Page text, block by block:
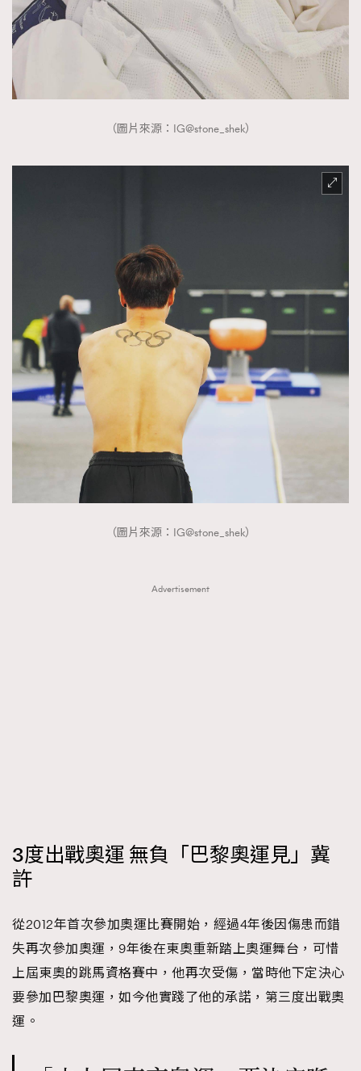
（圖片來源：IG@stone_shek）
（圖片來源：IG@stone_shek）
Advertisement
3度出戰奧運 無負「巴黎奧運見」冀
許
從2012年首次參加奧運比賽開始，經過4年後因傷患而錯
失再次參加奧運，9年後在東奧重新踏上奧運舞台，可惜
上屆東奧的跳馬資格賽中，他再次受傷，當時他下定決心
要參加巴黎奧運，如今他實踐了他的承諾，第三度出戰奧
運。